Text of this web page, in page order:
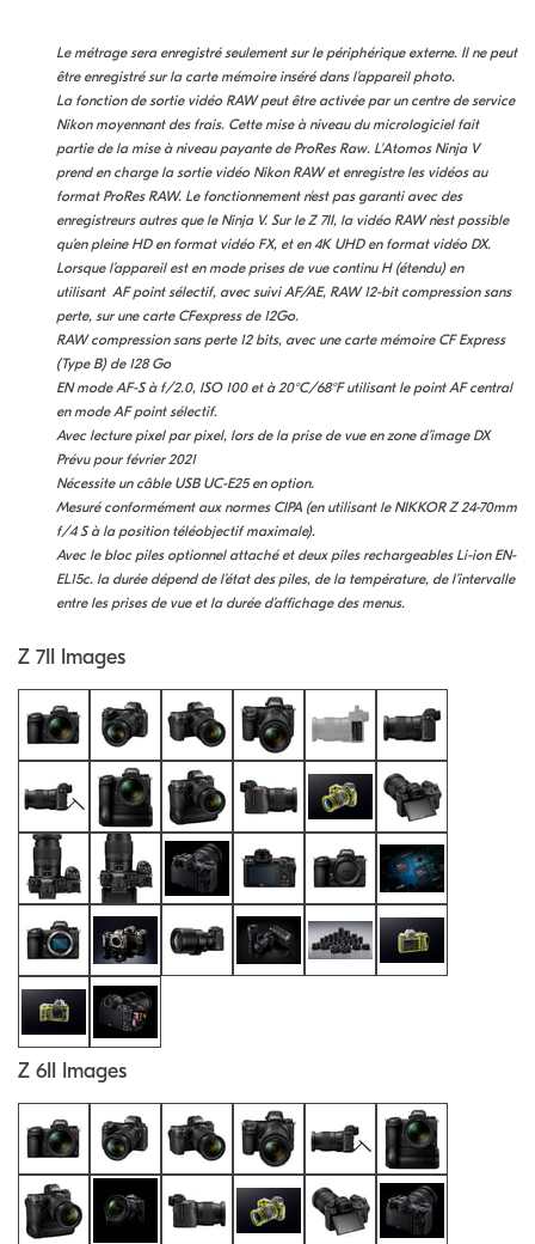
Le métrage sera enregistré seulement sur le périphérique externe. Il ne peut
être enregistré sur la carte mémoire inséré dans l'appareil photo.
La fonction de sortie vidéo RAW peut être activée par un centre de service
Nikon moyennant des frais. Cette mise à niveau du micrologiciel fait
partie de la mise à niveau payante de ProRes Raw. L'Atomos Ninja V
prend en charge la sortie vidéo Nikon RAW et enregistre les vidéos au
format ProRes RAW. Le fonctionnement n'est pas garanti avec des
enregistreurs autres que le Ninja V. Sur le Z 7II, la vidéo RAW n’est possible
qu’en pleine HD en format vidéo FX, et en 4K UHD en format vidéo DX.
Lorsque l’appareil est en mode prises de vue continu H (étendu) en
utilisant AF point sélectif, avec suivi AF/AE, RAW 12-bit compression sans
perte, sur une carte CFexpress de 12Go.
RAW compression sans perte 12 bits, avec une carte mémoire CF Express
(Type B) de 128 Go
EN mode AF-S à f/2.0, ISO 100 et à 20°C/68°F utilisant le point AF central
en mode AF point sélectif.
Avec lecture pixel par pixel, lors de la prise de vue en zone d’image DX
Prévu pour février 2021
Nécessite un câble USB UC-E25 en option.
Mesuré conformément aux normes CIPA (en utilisant le NIKKOR Z 24-70mm
f/4 S à la position téléobjectif maximale).
Avec le bloc piles optionnel attaché et deux piles rechargeables Li-ion EN-
EL15c. la durée dépend de l’état des piles, de la température, de l’intervalle
entre les prises de vue et la durée d’affichage des menus.
Z 7II Images
Z 6II Images